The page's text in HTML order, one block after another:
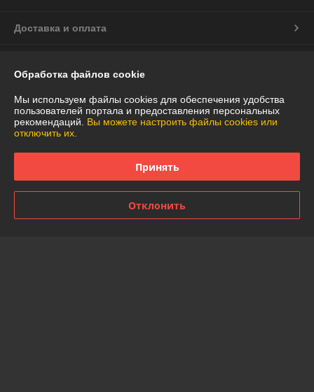
Доставка и оплата
Полная версия сайта
Политика обработки cookies
Обработка файлов cookie
Мы используем файлы cookies для обеспечения удобства
пользователей портала и предоставления персональных
рекомендаций. Вы можете настроить файлы cookies или
отключить их.
Принять
Отклонить